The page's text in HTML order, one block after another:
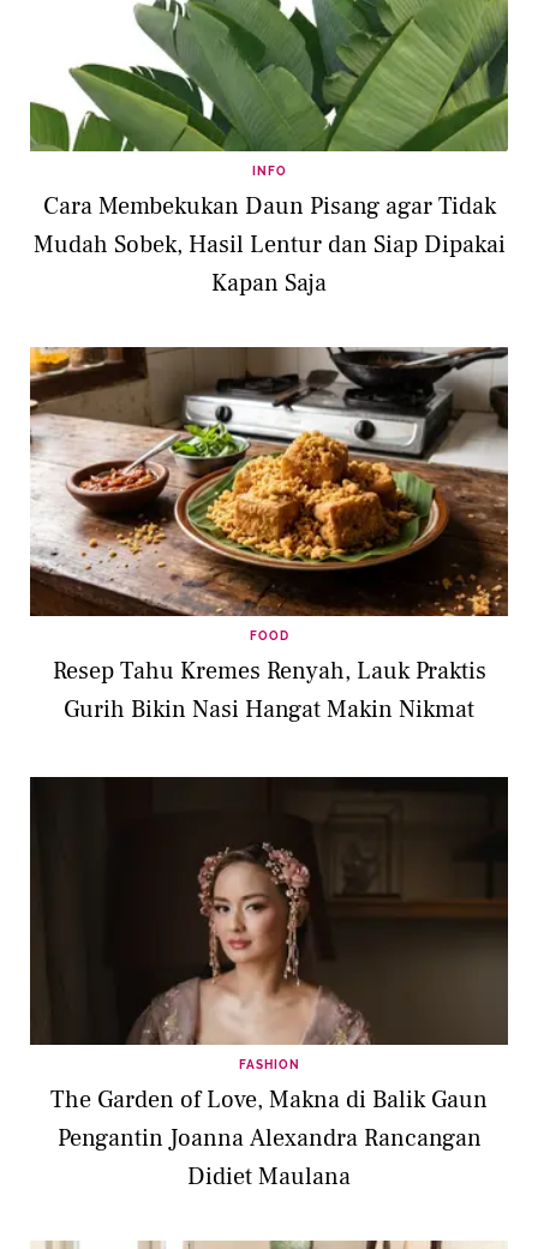
INFO
Cara Membekukan Daun Pisang agar Tidak
Mudah Sobek, Hasil Lentur dan Siap Dipakai
Kapan Saja
FOOD
Resep Tahu Kremes Renyah, Lauk Praktis
Gurih Bikin Nasi Hangat Makin Nikmat
FASHION
The Garden of Love, Makna di Balik Gaun
Pengantin Joanna Alexandra Rancangan
Didiet Maulana